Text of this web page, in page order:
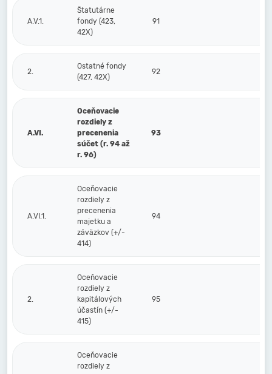
A.V.1.
Štatutárne
fondy (423,
42X)
91
2.
Ostatné fondy
(427, 42X)
92
A.VI.
Oceňovacie
rozdiely z
precenenia
súčet (r. 94 až
r. 96)
93
A.VI.1.
Oceňovacie
rozdiely z
precenenia
majetku a
záväzkov (+/-
414)
94
2.
Oceňovacie
rozdiely z
kapitálových
účastín (+/-
415)
95
Oceňovacie
rozdiely z